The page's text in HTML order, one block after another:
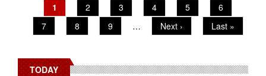
PaginationCurrent
page
1 Page
2 Page
3 Page
4 Page
5 Page
6
Page
7 Page
8 Page
9 …
Next
page
Next ›
Last
page
Last »
TODAY